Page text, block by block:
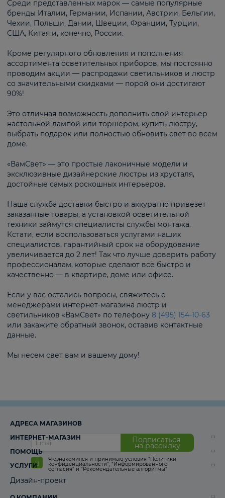
Среди представленных марок — самые популярные
бренды Италии, Германии, Испании, Австрии, Бельгии,
Чехии, Польши, Дании, Швеции, Франции, Турции,
США, Китая и, конечно, России.
Кроме регулярного обновления и пополнения
ассортимента осветительных приборов, мы постоянно
проводим акции — распродажи светильников и люстр
со значительными скидками — порой они достигают
90%!
Это отличная возможность дополнить свой интерьер
настольной лампой или торшером, купить люстру,
выбрать подарок или полностью обновить свет во всем
доме.
«ВамСвет» — это простые лаконичные модели и
эксклюзивные дизайнерские люстры из хрусталя,
достойные самых роскошных интерьеров.
Наша служба доставки быстро и аккуратно привезет
заказанные товары, а установкой осветительной
техники займутся специалисты службы монтажа.
Кстати, если воспользоваться услугами наших
специалистов, гарантийный срок на оборудование
увеличивается до 2 лет! Так что лучше доверить работу
профессионалам, которые сделают всё быстро и
качественно — в квартире, доме или офисе.
Если у вас остались вопросы, свяжитесь с
менеджерами интернет-магазина люстр и
светильников «ВамСвет» по телефону 8 (495) 154-10-63
или закажите обратный звонок, оставив контактные
данные.
Мы несем свет вам и вашему дому!
Подписаться
на рассылку
Я ознакомился и принимаю условия “Политики
конфиденциальности”, “Информированного
согласия“ и “Рекомендательные алгоритмы“
АДРЕСА МАГАЗИНОВ
ИНТЕРНЕТ-МАГАЗИН
ПОМОЩЬ
УСЛУГИ
Дизайн-проект